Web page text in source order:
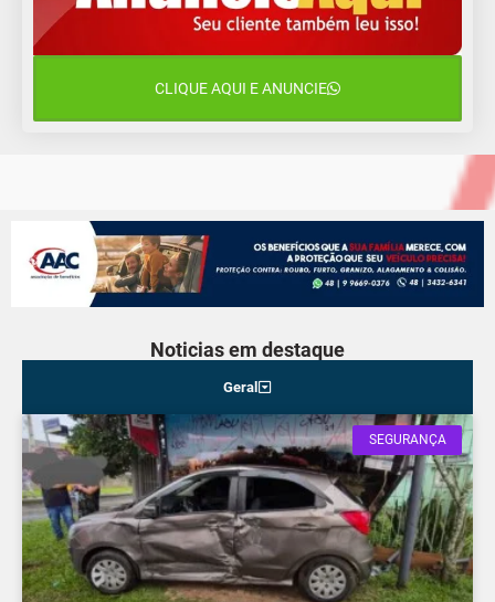
Terça-Feira
CLIQUE AQUI E ANUNCIE
Noticias em destaque
Geral
SEGURANÇA